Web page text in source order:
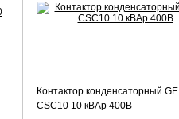
Контактор конденсаторный GE
CSC10 10 кВАр 400В